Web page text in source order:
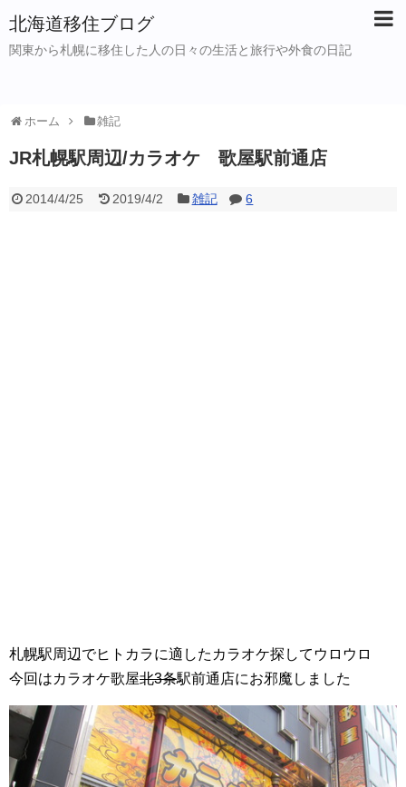
北海道移住ブログ
関東から札幌に移住した人の日々の生活と旅行や外食の日記
ホーム 雑記
JR札幌駅周辺/カラオケ 歌屋駅前通店
2014/4/25 2019/4/2 雑記 6
札幌駅周辺でヒトカラに適したカラオケ探してウロウロ
今回はカラオケ歌屋北3条駅前通店にお邪魔しました